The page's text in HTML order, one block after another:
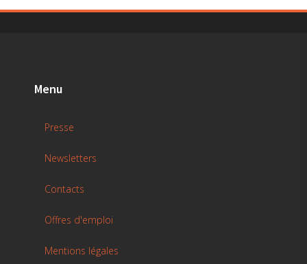
Menu
Presse
Newsletters
Contacts
Offres d'emploi
Mentions légales